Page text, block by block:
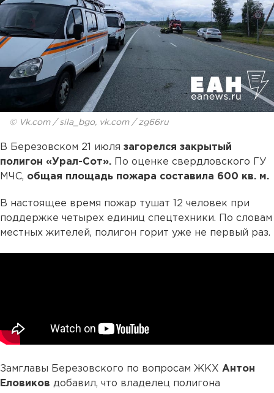
© Vk.com / sila_bgo, vk.com / zg66ru
В Березовском 21 июля загорелся закрытый
полигон «Урал-Сот». По оценке свердловского ГУ
МЧС, общая площадь пожара составила 600 кв. м.
В настоящее время пожар тушат 12 человек при
поддержке четырех единиц спецтехники. По словам
местных жителей, полигон горит уже не первый раз.
Замглавы Березовского по вопросам ЖКХ Антон
Еловиков добавил, что владелец полигона